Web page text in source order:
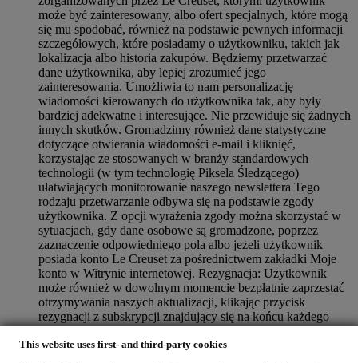
This website uses first- and third-party cookies
może być zainteresowany, albo ofert specjalnych, które mogą
się mu spodobać, również na podstawie pewnych informacji
szczegółowych, które posiadamy o użytkowniku, takich jak
lokalizacja albo historia zakupów. Będziemy przetwarzać
dane użytkownika, aby lepiej zrozumieć jego
zainteresowania. Umożliwia to nam personalizację
wiadomości kierowanych do użytkownika tak, aby były
bardziej adekwatne i interesujące. Nie przewiduje się żadnych
innych skutków. Gromadzimy również dane statystyczne
dotyczące otwierania wiadomości e-mail i kliknięć,
korzystając ze stosowanych w branży standardowych
technologii (w tym technologię Piksela Śledzącego)
ułatwiających monitorowanie naszego newslettera Tego
rodzaju przetwarzanie odbywa się na podstawie zgody
użytkownika. Z opcji wyrażenia zgody można skorzystać w
sytuacjach, gdy dane osobowe są gromadzone, poprzez
zaznaczenie odpowiedniego pola albo jeżeli użytkownik
posiada konto Le Creuset za pośrednictwem zakładki Moje
konto w Witrynie internetowej. Rezygnacja: Użytkownik
może również w dowolnym momencie bezpłatnie zaprzestać
otrzymywania naszych aktualizacji, klikając przycisk
rezygnacji z subskrypcji znajdujący się na końcu każdego
łatwo zarządzać swoimi preferencjami w zakresie marketingu.